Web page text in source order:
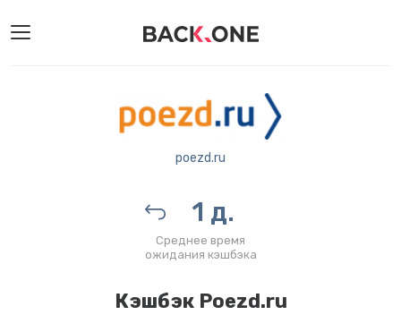
poezd.ru
1 д.
Среднее время
ожидания кэшбэка
Кэшбэк Poezd.ru